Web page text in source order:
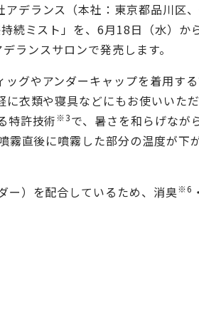
デランス（本社：東京都品川区
続ミスト」を、6月18日（水）か
ランスサロンで発売します。
グやアンダーキャップを着用す
に衣類や寝具などにもお使いいた
特許技術※3で、暑さを和らげなが
霧直後に噴霧した部分の温度が下
ー）を配合しているため、消臭※6